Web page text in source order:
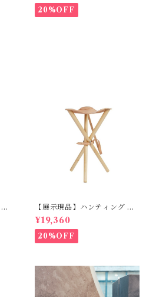
20%OFF
【展示現品】ハンティング チ
ェア S GREENHOLT
¥19,360
20%OFF